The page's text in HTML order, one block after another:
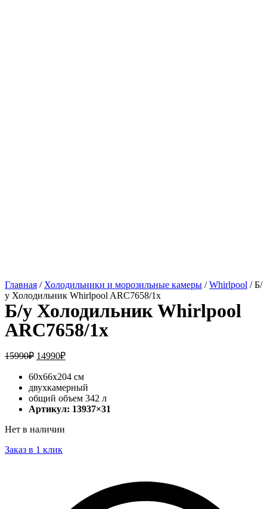
Главная / Холодильники и морозильные камеры /Whirlpool / Б/
у Холодильник Whirlpool ARC7658/1x
Б/у Холодильник Whirlpool
ARC7658/1x
15990₽ 14990₽
60x66x204 см
двухкамерный
общий объем 342 л
Артикул: 13937×31
Нет в наличии
Заказ в 1 клик